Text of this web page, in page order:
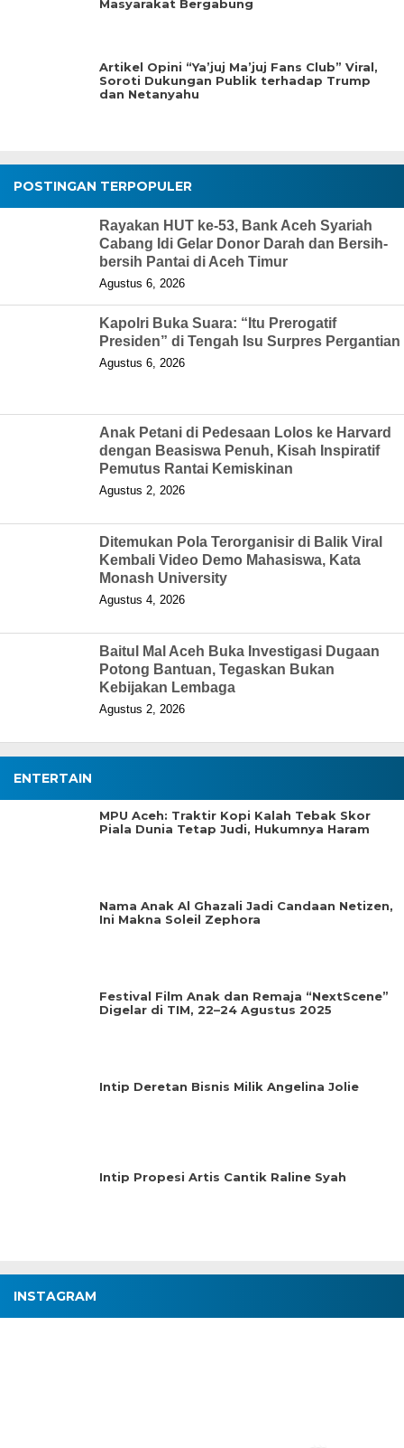
Masyarakat Bergabung
Artikel Opini “Ya’juj Ma’juj Fans Club” Viral,
Soroti Dukungan Publik terhadap Trump
dan Netanyahu
POSTINGAN TERPOPULER
Rayakan HUT ke-53, Bank Aceh Syariah
Cabang Idi Gelar Donor Darah dan Bersih-
bersih Pantai di Aceh Timur
Agustus 6, 2026
Kapolri Buka Suara: “Itu Prerogatif
Presiden” di Tengah Isu Surpres Pergantian
Agustus 6, 2026
Anak Petani di Pedesaan Lolos ke Harvard
dengan Beasiswa Penuh, Kisah Inspiratif
Pemutus Rantai Kemiskinan
Agustus 2, 2026
Ditemukan Pola Terorganisir di Balik Viral
Kembali Video Demo Mahasiswa, Kata
Monash University
Agustus 4, 2026
Baitul Mal Aceh Buka Investigasi Dugaan
Potong Bantuan, Tegaskan Bukan
Kebijakan Lembaga
Agustus 2, 2026
ENTERTAIN
MPU Aceh: Traktir Kopi Kalah Tebak Skor
Piala Dunia Tetap Judi, Hukumnya Haram
Nama Anak Al Ghazali Jadi Candaan Netizen,
Ini Makna Soleil Zephora
Festival Film Anak dan Remaja “NextScene”
Digelar di TIM, 22–24 Agustus 2025
Intip Deretan Bisnis Milik Angelina Jolie
Intip Propesi Artis Cantik Raline Syah
INSTAGRAM